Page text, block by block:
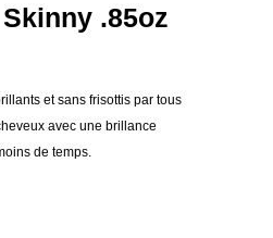
.85oz
et sans frisottis par tous
avec une brillance
de temps.